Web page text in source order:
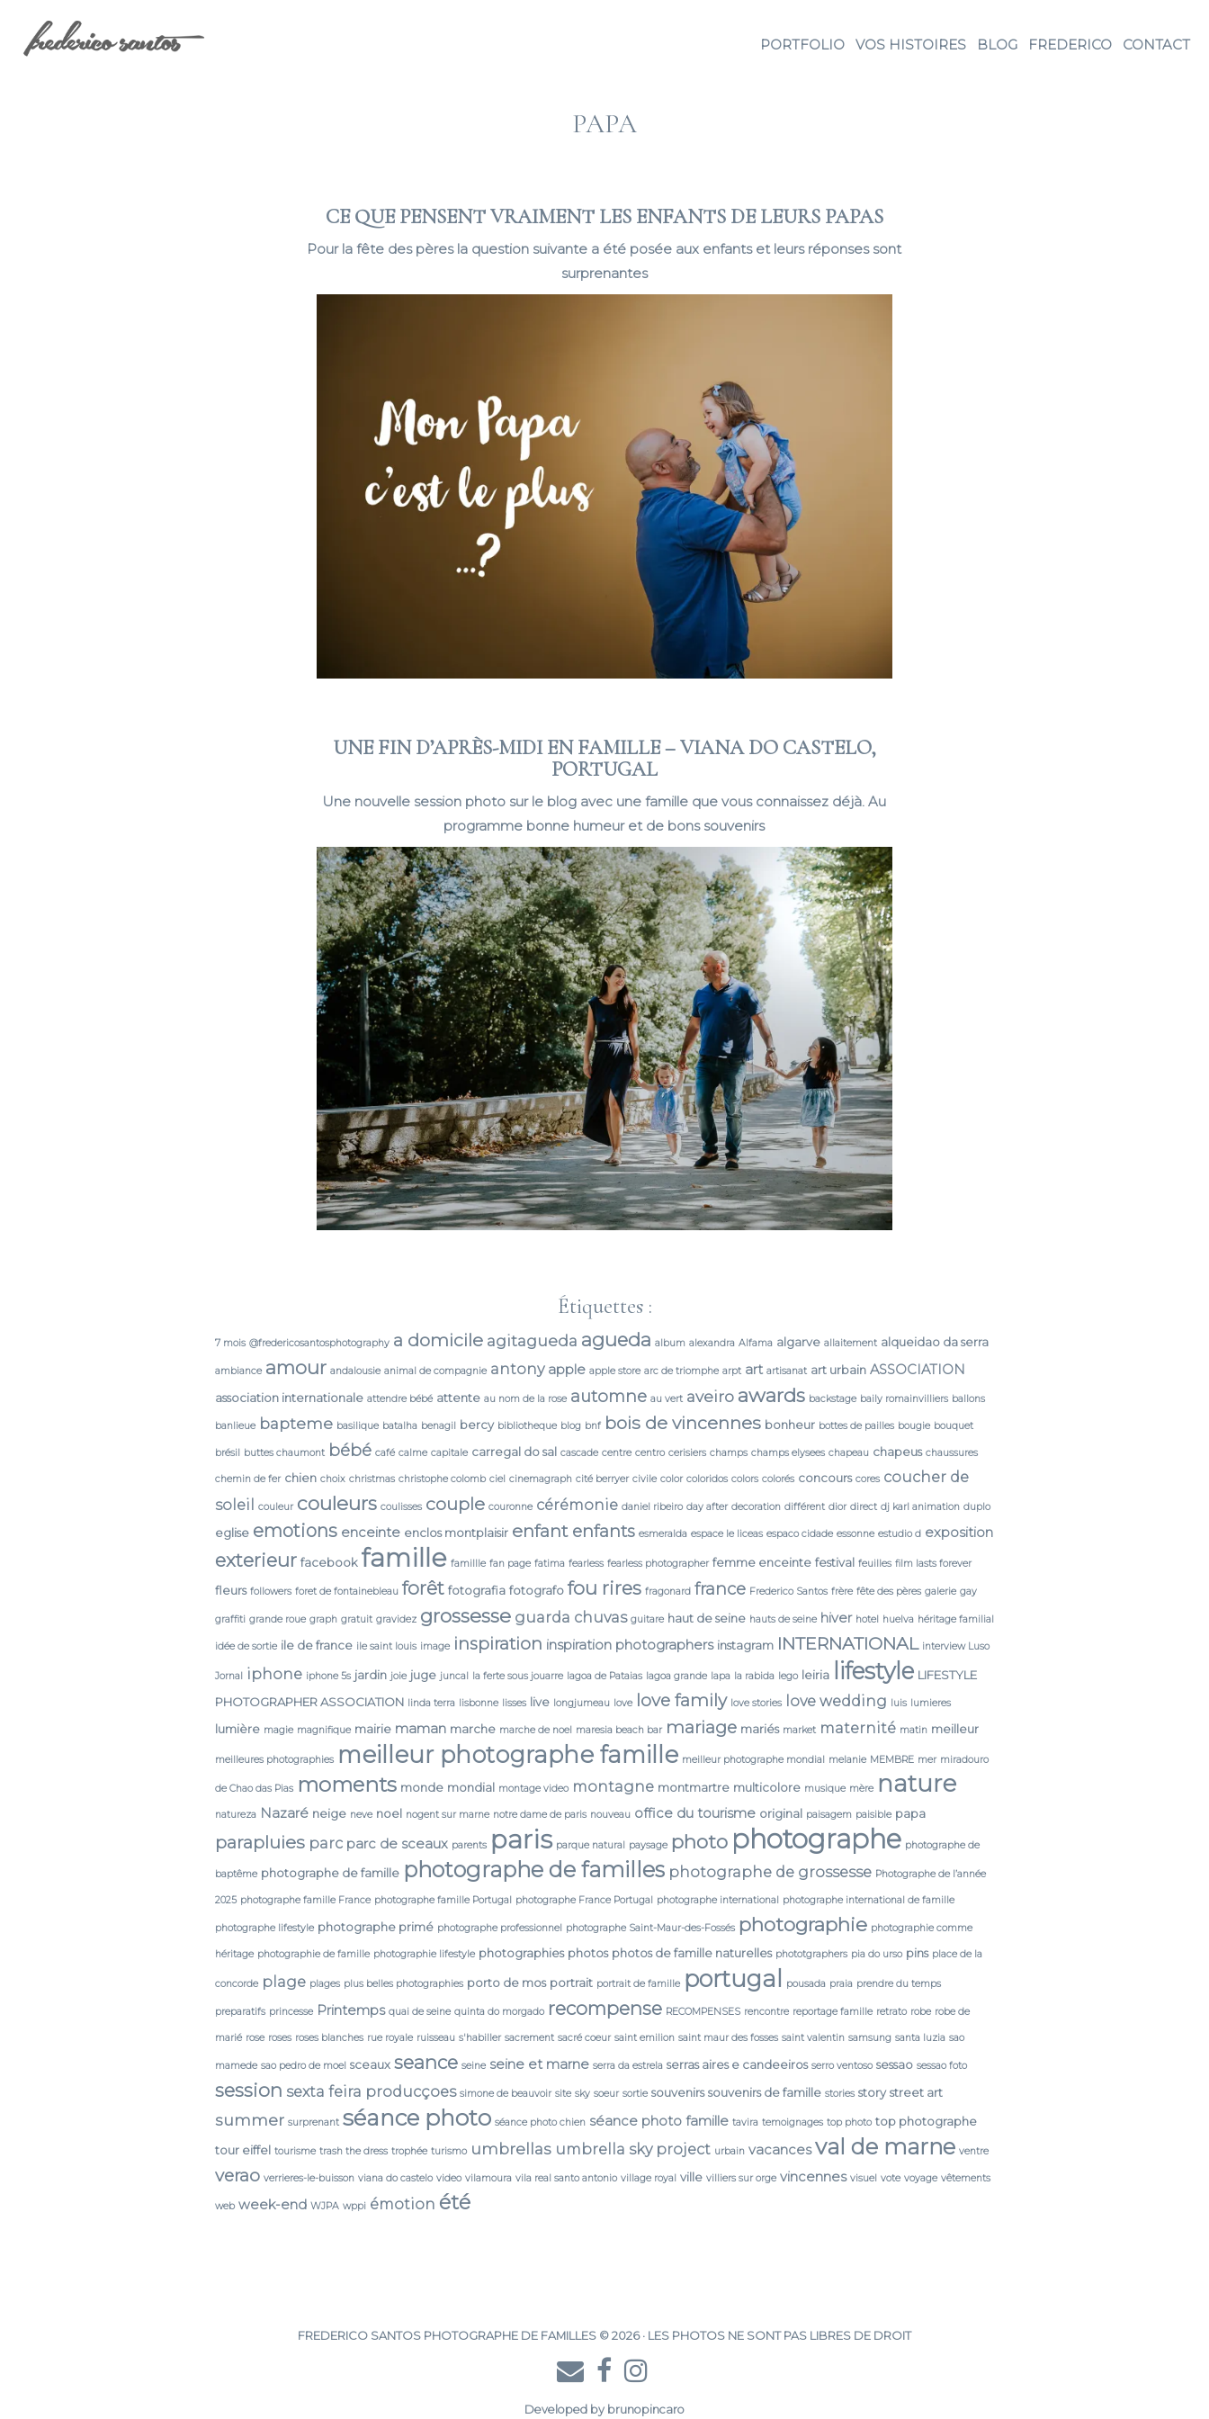
PORTFOLIO VOS HISTOIRES BLOG FREDERICO CONTACT
PAPA
CE QUE PENSENT VRAIMENT LES ENFANTS DE LEURS PAPAS
Pour la fête des pères la question suivante a été posée aux enfants et leurs réponses sont
surprenantes
UNE FIN D’APRÈS-MIDI EN FAMILLE – VIANA DO CASTELO,
PORTUGAL
Une nouvelle session photo sur le blog avec une famille que vous connaissez déjà. Au
programme bonne humeur et de bons souvenirs
Étiquettes :
7 mois @fredericosantosphotography a domicile agitagueda agueda album alexandra Alfama algarve allaitement alqueidao da serra
ambiance amour andalousie animal de compagnie antony apple apple store arc de triomphe arpt art artisanat art urbain ASSOCIATION
association internationale attendre bébé attente au nom de la rose automne au vert aveiro awards backstage baily romainvilliers ballons
banlieue bapteme basilique batalha benagil bercy bibliotheque blog bnf bois de vincennes bonheur bottes de pailles bougie bouquet
brésil buttes chaumont bébé café calme capitale carregal do sal cascade centre centro cerisiers champs champs elysees chapeau chapeus chaussures
chemin de fer chien choix christmas christophe colomb ciel cinemagraph cité berryer civile color coloridos colors colorés concours cores coucher de
soleil
couleur couleurs coulisses couple couronne cérémonie daniel ribeiro day after decoration différent dior direct dj karl animation duplo
eglise emotions enceinte enclos montplaisir enfant enfants esmeralda espace le liceas espaco cidade essonne estudio d exposition
exterieur facebook famille famillle fan page fatima fearless fearless photographer femme enceinte festival feuilles film lasts forever
fleurs followers foret de fontainebleau forêt fotografia fotografo fou rires fragonard france Frederico Santos frère fête des pères galerie gay
graffiti grande roue graph gratuit gravidez grossesse guarda chuvas guitare haut de seine hauts de seine hiver hotel huelva héritage familial
idée de sortie ile de france ile saint louis image inspiration inspiration photographers instagram INTERNATIONAL interview Luso
Jornal iphone iphone 5s jardin joie juge juncal la ferte sous jouarre lagoa de Pataias lagoa grande lapa la rabida lego leiria lifestyle LIFESTYLE
PHOTOGRAPHER ASSOCIATION
linda terra lisbonne lisses live longjumeau love love family love stories love wedding luis lumieres
lumière magie magnifique mairie maman marche marche de noel maresia beach bar mariage mariés market maternité matin meilleur
meilleures photographies meilleur photographe famille meilleur photographe mondial melanie MEMBRE mer miradouro
de Chao das Pias moments monde mondial montage video montagne montmartre multicolore musique mère nature
natureza Nazaré neige neve noel nogent sur marne notre dame de paris nouveau office du tourisme original paisagem paisible papa
parapluies parc parc de sceaux parents paris parque natural paysage photo photographe photographe de
baptême photographe de famille photographe de familles photographe de grossesse Photographe de l’année
2025 photographe famille France photographe famille Portugal photographe France Portugal photographe international photographe international de famille
photographe lifestyle photographe primé photographe professionnel photographe Saint-Maur-des-Fossés photographie photographie comme
héritage photographie de famille photographie lifestyle photographies photos photos de famille naturelles phototgraphers pia do urso pins place de la
concorde plage plages plus belles photographies porto de mos portrait portrait de famille portugal pousada praia prendre du temps
preparatifs princesse Printemps quai de seine quinta do morgado recompense RECOMPENSES rencontre reportage famille retrato robe robe de
marié rose roses roses blanches rue royale ruisseau s'habiller sacrement sacré coeur saint emilion saint maur des fosses saint valentin samsung santa luzia sao
mamede sao pedro de moel sceaux seance seine seine et marne serra da estrela serras aires e candeeiros serro ventoso sessao sessao foto
session sexta feira producçoes simone de beauvoir site sky soeur sortie souvenirs souvenirs de famille stories story street art
summer surprenant séance photo séance photo chien séance photo famille tavira temoignages top photo top photographe
tour eiffel tourisme trash the dress trophée turismo umbrellas umbrella sky project urbain vacances val de marne ventre
verao verrieres-le-buisson viana do castelo video vilamoura vila real santo antonio village royal ville villiers sur orge vincennes visuel vote voyage vêtements
web week-end WJPA wppi émotion été
FREDERICO SANTOS PHOTOGRAPHE DE FAMILLES © 2026 · LES PHOTOS NE SONT PAS LIBRES DE DROIT
Developed by brunopincaro